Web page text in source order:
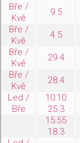
Bře /
Kvě
9.5
Bře /
Kvě
4.5
Bře /
Kvě
29.4
Bře /
Kvě
28.4
Led /
Bře
10:10
25.3
15:55
18.3